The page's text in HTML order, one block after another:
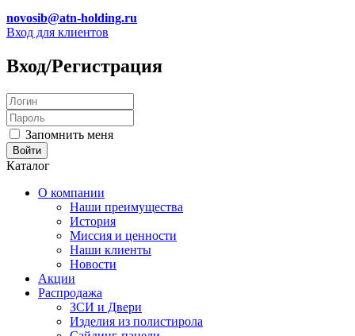
novosib@atn-holding.ru
Вход для клиентов
Вход/Регистрация
Запомнить меня
Каталог
О компании
Наши преимущества
История
Миссия и ценности
Наши клиенты
Новости
Акции
Распродажа
ЗСИ и Двери
Изделия из полистирола